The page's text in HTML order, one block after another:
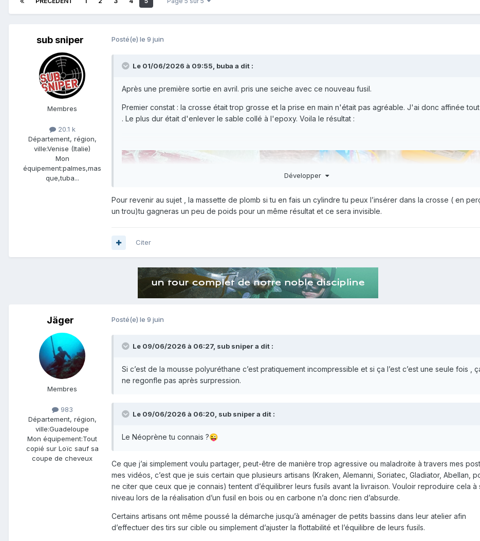
sub sniper
Membres
20.1 k
Département, région,
ville:Venise (Italie)
Mon
équipement:palmes,mas
que,tuba...
Posté(e) le 9 juin
Le 01/06/2026 à 09:55, buba a dit :
Après une première sortie en avril. pris une seiche avec ce nouveau fusil.
Premier constat : la crosse était trop grosse et la prise en main n'était pas agréable. J'ai donc affinée
. Le plus dur était d'enlever le sable collé à l'epoxy. Voila le résultat :
Développer
Pour revenir au sujet , la massette de plomb si tu en fais un cylindre tu peux l’insérer dans la crosse ( en
un trou)tu gagneras un peu de poids pour un même résultat et ce sera invisible.
Citer
Jäger
Membres
983
Département, région,
ville:Guadeloupe
Mon équipement:Tout
copié sur Loïc sauf sa
coupe de cheveux
Posté(e) le 9 juin
Le 09/06/2026 à 06:27, sub snipera dit :
Si c’est de la mousse polyuréthane c’est pratiquement incompressible et si ça l’est c’est une seule fois ,
ne regonfle pas après surpression.
Le 09/06/2026 à 06:20, sub snipera dit :
Le Néoprène tu connais ?😜
Ce que j’ai simplement voulu partager, peut-être de manière trop agressive ou maladroite à travers mes
mes vidéos, c’est que je suis certain que plusieurs artisans (Kraken, Alemanni, Soriatec, Gladiator, Abellan,
ne citer que ceux que je connais) tentent d’équilibrer leurs fusils avant la livraison. Vouloir reproduire cela à
niveau lors de la réalisation d’un fusil en bois ou en carbone n’a donc rien d’absurde.
Certains artisans ont même poussé la démarche jusqu’à aménager de petits bassins dans leur atelier afin
d’effectuer des tirs sur cible ou simplement d’ajuster la flottabilité et l’équilibre de leurs fusils.